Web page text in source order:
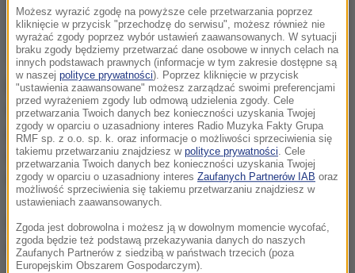
Po przeliczeniu głosów z nieco ponad 10 proc. lokali
wyborczych, Radew otrzymał 26,45 proc. głosów, a
jego główna rywalka w wyborach, kandydatka
centroprawicowej partii GERB Cecka Caczewa
uzyskała 21,38 proc.
Wyniki te oznaczają, że prezydent zostanie wybrany
w drugiej turze, która odbędzie się 13 listopada.
Możesz wyrazić zgodę na powyższe cele przetwarzania poprzez
kliknięcie w przycisk "przechodzę do serwisu", możesz również nie
wyrażać zgody poprzez wybór ustawień zaawansowanych. W sytuacji
braku zgody będziemy przetwarzać dane osobowe w innych celach na
innych podstawach prawnych (informacje w tym zakresie dostępne są
w naszej polityce prywatności). Poprzez kliknięcie w przycisk
"ustawienia zaawansowane" możesz zarządzać swoimi preferencjami
przed wyrażeniem zgody lub odmową udzielenia zgody. Cele
przetwarzania Twoich danych bez konieczności uzyskania Twojej
zgody w oparciu o uzasadniony interes Radio Muzyka Fakty Grupa
RMF sp. z o.o. sp. k. oraz informacje o możliwości sprzeciwienia się
takiemu przetwarzaniu znajdziesz w polityce prywatności. Cele
przetwarzania Twoich danych bez konieczności uzyskania Twojej
zgody w oparciu o uzasadniony interes Zaufanych Partnerów IAB oraz
możliwość sprzeciwienia się takiemu przetwarzaniu znajdziesz w
ustawieniach zaawansowanych.
Zgoda jest dobrowolna i możesz ją w dowolnym momencie wycofać,
zgoda będzie też podstawą przekazywania danych do naszych
Zaufanych Partnerów z siedzibą w państwach trzecich (poza
Europejskim Obszarem Gospodarczym).